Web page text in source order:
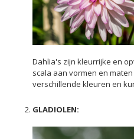
Dahlia's zijn kleurrijke en
scala aan vormen en
verschillende kleuren en
GLADIOLEN: